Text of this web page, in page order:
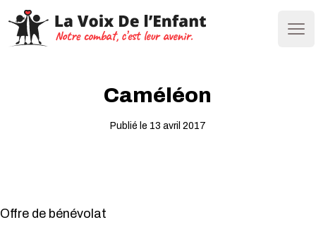
Caméléon
Publié le 13 avril 2017
Offre de bénévolat